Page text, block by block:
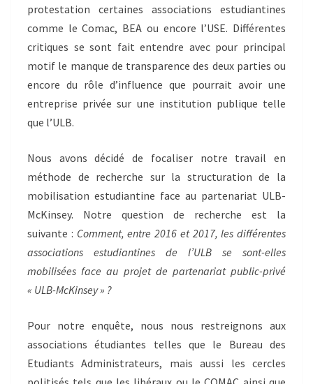
protestation certaines associations estudiantines
comme le Comac, BEA ou encore l’USE. Différentes
critiques se sont fait entendre avec pour principal
motif le manque de transparence des deux parties ou
encore du rôle d’influence que pourrait avoir une
entreprise privée sur une institution publique telle
que l’ULB.
Nous avons décidé de focaliser notre travail en
méthode de recherche sur la structuration de la
mobilisation estudiantine face au partenariat ULB-
McKinsey. Notre question de recherche est la
suivante : Comment, entre 2016 et 2017, les différentes
associations estudiantines de l’ULB se sont-elles
mobilisées face au projet de partenariat public-privé
« ULB-McKinsey » ?
Pour notre enquête, nous nous restreignons aux
associations étudiantes telles que le Bureau des
Etudiants Administrateurs, mais aussi les cercles